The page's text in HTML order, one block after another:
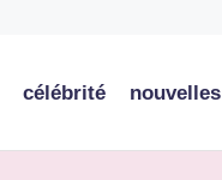
célébrité nouvelles